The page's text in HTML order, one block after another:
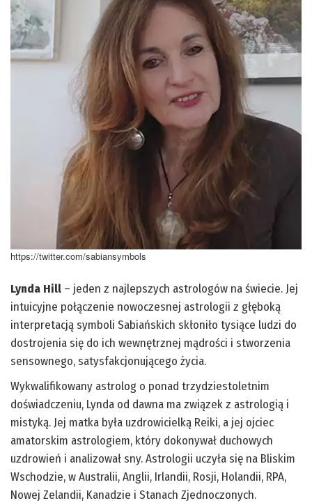
https://twitter.com/sabiansymbols
Lynda Hill – jeden z najlepszych astrologów na świecie. Jej
intuicyjne połączenie nowoczesnej astrologii z głęboką
interpretacją symboli Sabiańskich skłoniło tysiące ludzi do
dostrojenia się do ich wewnętrznej mądrości i stworzenia
sensownego, satysfakcjonującego życia.
Wykwalifikowany astrolog o ponad trzydziestoletnim
doświadczeniu, Lynda od dawna ma związek z astrologią i
mistyką. Jej matka była uzdrowicielką Reiki, a jej ojciec
amatorskim astrologiem, który dokonywał duchowych
uzdrowień i analizował sny. Astrologii uczyła się na Bliskim
Wschodzie, w Australii, Anglii, Irlandii, Rosji, Holandii, RPA,
Nowej Zelandii, Kanadzie i Stanach Zjednoczonych.